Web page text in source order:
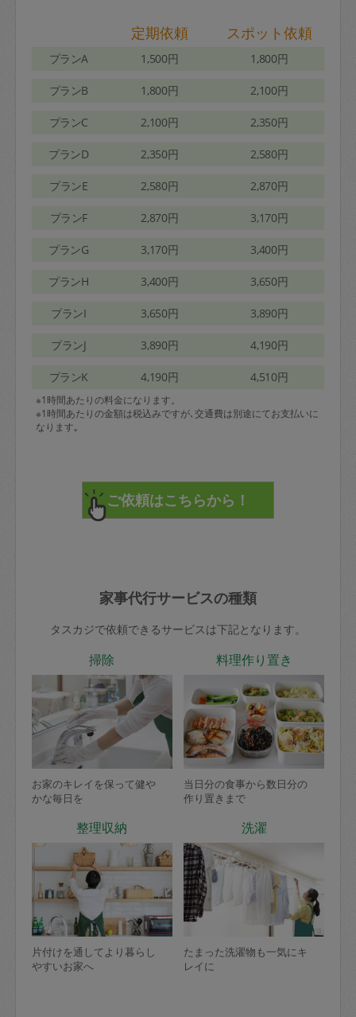
定期依頼 スポット依頼
プランA 1,500円 1,800円
プランB 1,800円 2,100円
プランC 2,100円 2,350円
プランD 2,350円 2,580円
プランE 2,580円 2,870円
プランF 2,870円 3,170円
プランG 3,170円 3,400円
プランH 3,400円 3,650円
プランI 3,650円 3,890円
プランJ 3,890円 4,190円
プランK 4,190円 4,510円
※1時間あたりの料金になります。
※1時間あたりの金額は税込みですが､交通費は別途にてお支払いに
なります｡
家事代行サービスの種類
タスカジで依頼できるサービスは下記となります。
掃除
お家のキレイを保って健や
かな毎日を
料理作り置き
当日分の食事から数日分の
作り置きまで
整理収納
片付けを通してより暮らし
やすいお家へ
洗濯
たまった洗濯物も一気にキ
レイに